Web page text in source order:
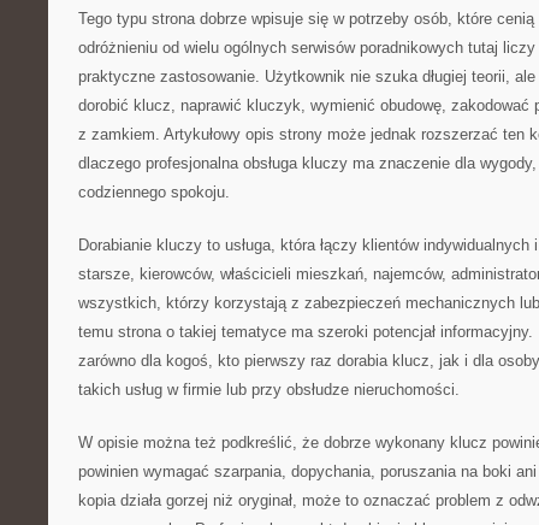
Tego typu strona dobrze wpisuje się w potrzeby osób, które cenią
odróżnieniu od wielu ogólnych serwisów poradnikowych tutaj
praktyczne zastosowanie. Użytkownik nie szuka długiej teorii,
dorobić klucz, naprawić kluczyk, wymienić obudowę, zakodować
z zamkiem. Artykułowy opis strony może jednak rozszerzać ten
dlaczego profesjonalna obsługa kluczy ma znaczenie dla
codziennego spokoju.
Dorabianie kluczy to usługa, która łączy klientów indywidualnych
starsze, kierowców, właścicieli mieszkań, najemców,
wszystkich, którzy korzystają z zabezpieczeń mechanicznych
temu strona o takiej tematyce ma szeroki potencjał
zarówno dla kogoś, kto pierwszy raz dorabia klucz, jak i dla
takich usług w firmie lub przy obsłudze nieruchomości.
W opisie można też podkreślić, że dobrze wykonany klucz
powinien wymagać szarpania, dopychania, poruszania na boki
kopia działa gorzej niż oryginał, może to oznaczać problem z